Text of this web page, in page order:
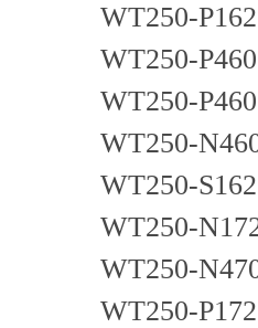
WT250-P162
WT250-P460
WT250-
WT250-
WT250-S162
WT250-
WT250-
WT250-P172